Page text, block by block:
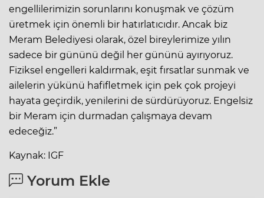
engellilerimizin sorunlarını konuşmak ve çözüm
üretmek için önemli bir hatırlatıcıdır. Ancak biz
Meram Belediyesi olarak, özel bireylerimize yılın
sadece bir gününü değil her gününü ayırıyoruz.
Fiziksel engelleri kaldırmak, eşit fırsatlar sunmak ve
ailelerin yükünü hafifletmek için pek çok projeyi
hayata geçirdik, yenilerini de sürdürüyoruz. Engelsiz
bir Meram için durmadan çalışmaya devam
edeceğiz.”
Kaynak: IGF
Yorum Ekle